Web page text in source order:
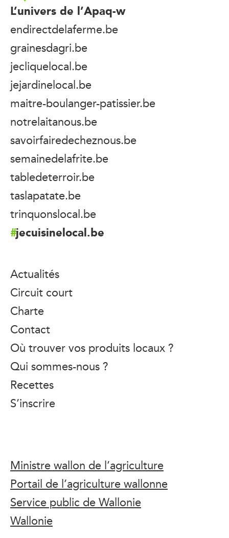
L’univers de l’Apaq-w
endirectdelaferme.be
grainesdagri.be
jecliquelocal.be
jejardinelocal.be
maitre-boulanger-patissier.be
notrelaitanous.be
savoirfairedecheznous.be
semainedelafrite.be
tabledeterroir.be
taslapatate.be
trinquonslocal.be
jecuisinelocal.be
Actualités
Circuit court
Charte
Contact
Où trouver vos produits locaux ?
Qui sommes-nous ?
Recettes
S’inscrire
Ministre wallon de l’agriculture
Portail de l’agriculture wallonne
Service public de Wallonie
Wallonie